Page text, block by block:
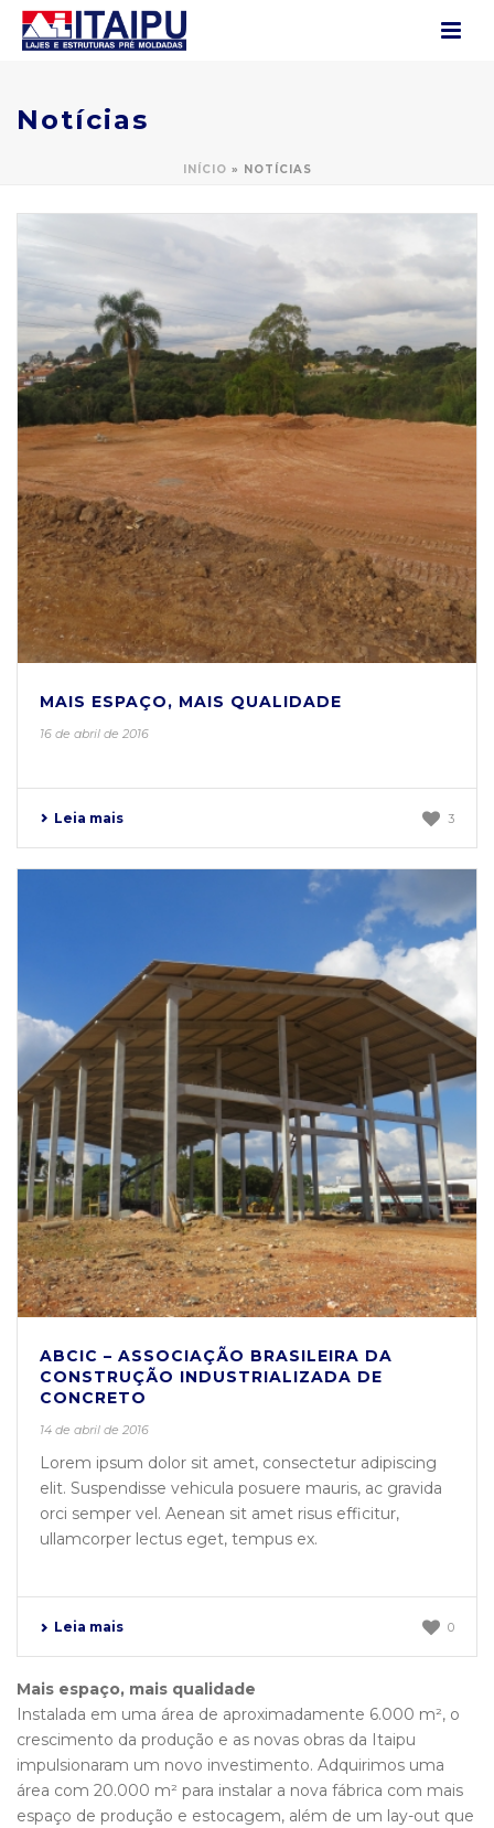
Notícias
INÍCIO » NOTÍCIAS
MAIS ESPAÇO, MAIS QUALIDADE
16 de abril de 2016
Leia mais 3
ABCIC – ASSOCIAÇÃO BRASILEIRA DA
CONSTRUÇÃO INDUSTRIALIZADA DE
CONCRETO
14 de abril de 2016
Lorem ipsum dolor sit amet, consectetur adipiscing
elit. Suspendisse vehicula posuere mauris, ac gravida
orci semper vel. Aenean sit amet risus efficitur,
ullamcorper lectus eget, tempus ex.
Leia mais 0
Mais espaço, mais qualidade
Instalada em uma área de aproximadamente 6.000 m², o
crescimento da produção e as novas obras da Itaipu
impulsionaram um novo investimento. Adquirimos uma
área com 20.000 m² para instalar a nova fábrica com mais
espaço de produção e estocagem, além de um lay-out que